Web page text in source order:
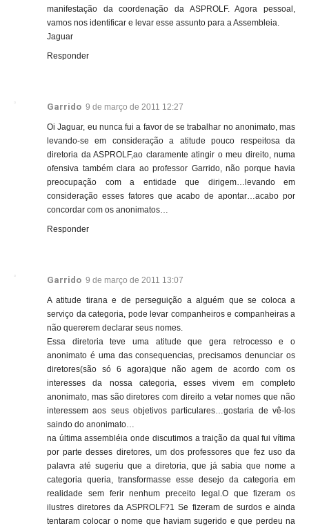
manifestação da coordenação da ASPROLF. Agora pessoal,
vamos nos identificar e levar esse assunto para a Assembleia.
Jaguar
Responder
Garrido 9 de março de 2011 12:27
Oi Jaguar, eu nunca fui a favor de se trabalhar no anonimato, mas
levando-se em consideração a atitude pouco respeitosa da
diretoria da ASPROLF,ao claramente atingir o meu direito, numa
ofensiva também clara ao professor Garrido, não porque havia
preocupação com a entidade que dirigem…levando em
consideração esses fatores que acabo de apontar…acabo por
concordar com os anonimatos…
Responder
Garrido 9 de março de 2011 13:07
A atitude tirana e de perseguição a alguém que se coloca a
serviço da categoria, pode levar companheiros e companheiras a
não quererem declarar seus nomes.
Essa diretoria teve uma atitude que gera retrocesso e o
anonimato é uma das consequencias, precisamos denunciar os
diretores(são só 6 agora)que não agem de acordo com os
interesses da nossa categoria, esses vivem em completo
anonimato, mas são diretores com direito a vetar nomes que não
interessem aos seus objetivos particulares…gostaria de vê-los
saindo do anonimato…
na última assembléia onde discutimos a traição da qual fui vítima
por parte desses diretores, um dos professores que fez uso da
palavra até sugeriu que a diretoria, que já sabia que nome a
categoria queria, transformasse esse desejo da categoria em
realidade sem ferir nenhum preceito legal.O que fizeram os
ilustres diretores da ASPROLF?1 Se fizeram de surdos e ainda
tentaram colocar o nome que haviam sugerido e que perdeu na